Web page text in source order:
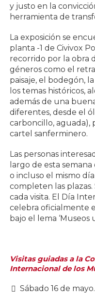
y justo en la
herramienta de
La exposición se
planta -1 de Civivox
recorrido por la obra
géneros como el
paisaje, el bodegón,
los temas históricos,
además de una
diferentes, desde el
carboncillo, aguada),
cartel sanferminero.
Las personas
largo de esta
o incluso el mismo
completen las plazas.
cada visita. El Día
celebra oficialmente
bajo el lema
Visitas guiadas a la
Internacional de los
Sábado 16 de